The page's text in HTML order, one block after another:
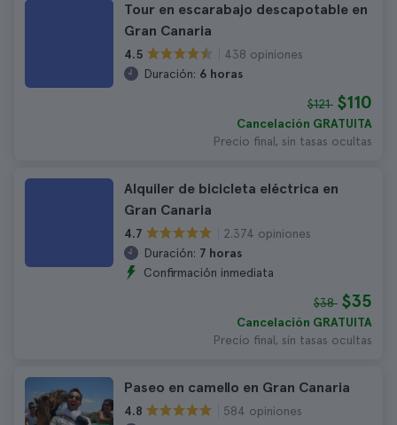
Tour en escarabajo descapotable en
Gran Canaria
4.5
438 opiniones
Duración: 6 horas
$121 $110
Cancelación GRATUITA
Precio final, sin tasas ocultas
Alquiler de bicicleta eléctrica en
Gran Canaria
4.7
2.374 opiniones
Duración: 7 horas
Confirmación inmediata
$38 $35
Cancelación GRATUITA
Precio final, sin tasas ocultas
Paseo en camello en Gran Canaria
4.8
584 opiniones